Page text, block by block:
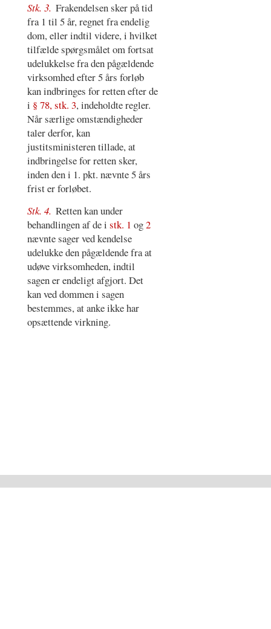
Stk. 3. Frakendelsen sker på tid
fra 1 til 5 år, regnet fra endelig
dom, eller indtil videre, i hvilket
tilfælde spørgsmålet om fortsat
udelukkelse fra den pågældende
virksomhed efter 5 års forløb
kan indbringes for retten efter de
i § 78, stk. 3, indeholdte regler.
Når særlige omstændigheder
taler derfor, kan
justitsministeren tillade, at
indbringelse for retten sker,
inden den i 1. pkt. nævnte 5 års
frist er forløbet.
Stk. 4. Retten kan under
behandlingen af de i stk. 1 og2
nævnte sager ved kendelse
udelukke den pågældende fra at
udøve virksomheden, indtil
sagen er endeligt afgjort. Det
kan ved dommen i sagen
bestemmes, at anke ikke har
opsættende virkning.
Register–Vilkår for brug–Cookie- og